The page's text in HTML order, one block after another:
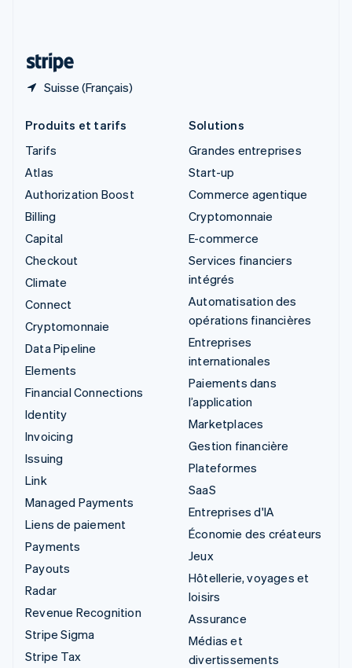
Suisse (Français)
Produits et tarifs
Tarifs
Atlas
Authorization Boost
Billing
Capital
Checkout
Climate
Connect
Cryptomonnaie
Data Pipeline
Elements
Financial Connections
Identity
Invoicing
Issuing
Link
Managed Payments
Liens de paiement
Payments
Payouts
Radar
Revenue Recognition
Stripe Sigma
Stripe Tax
Solutions
Grandes entreprises
Start-up
Commerce agentique
Cryptomonnaie
E-commerce
Services financiers
intégrés
Automatisation des
opérations financières
Entreprises
internationales
Paiements dans
l’application
Marketplaces
Gestion financière
Plateformes
SaaS
Entreprises d'IA
Économie des créateurs
Jeux
Hôtellerie, voyages et
loisirs
Assurance
Médias et
divertissements